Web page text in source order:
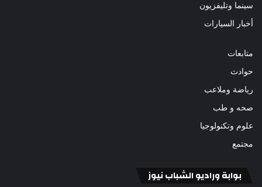
سينما وتليفزيون
أخبار السيارات
متابعات
حوادث
رياضة وملاعب
صحه و طب
علوم وتكنولوجيا
مجتمع
بوابة وراديو الشباب نيوز